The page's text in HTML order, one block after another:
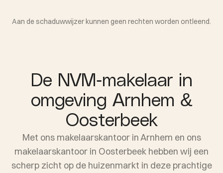
Aan de schaduwwijzer kunnen geen rechten worden ontleend.
De NVM-makelaar in
omgeving Arnhem &
Oosterbeek
Met ons makelaarskantoor in Arnhem en ons
makelaarskantoor in Oosterbeek hebben wij een
scherp zicht op de huizenmarkt in deze prachtige